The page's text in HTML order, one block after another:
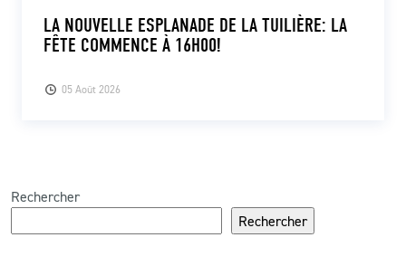
05 Août 2026
LA NOUVELLE ESPLANADE DE LA TUILIÈRE: LA
FÊTE COMMENCE À 16H00!
Rechercher
Rechercher